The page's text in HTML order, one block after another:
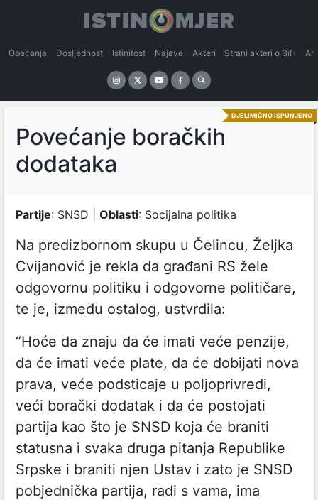
Obećanja Dosljednost Istinitost Najave Akteri Strani akteri o BiH
DJELIMIČNO ISPUNJENO
Povećanje boračkih
dodataka
Partije: SNSD | Oblasti: Socijalna politika
Na predizbornom skupu u Čelincu, Željka
Cvijanović je rekla da građani RS žele
odgovornu politiku i odgovorne političare,
te je, između ostalog, ustvrdila:
“Hoće da znaju da će imati veće penzije,
da će imati veće plate, da će dobijati nova
prava, veće podsticaje u poljoprivredi,
veći borački dodatak i da će postojati
partija kao što je SNSD koja će braniti
statusna i svaka druga pitanja Republike
Srpske i braniti njen Ustav i zato je SNSD
pobjednička partija, radi s vama, ima